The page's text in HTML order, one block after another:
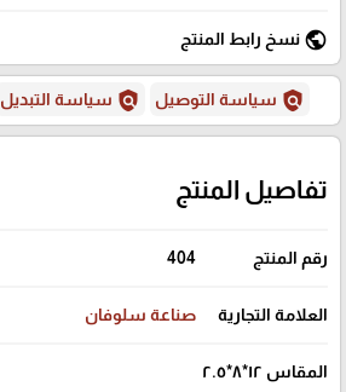
public نسخ رابط المنتج
policy سياسة التوصيل policy سياسة التبديل
تفاصيل المنتج
رقم المنتج 404
العلامة التجارية صناعة سلوفان
المقاس ١٢*٨*٢.٥